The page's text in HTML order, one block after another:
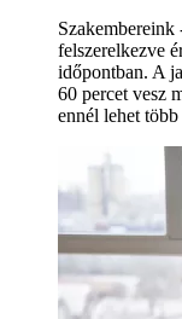
Szakembereink
felszerelkezve
időpontban. A
60 percet vesz
ennél lehet több